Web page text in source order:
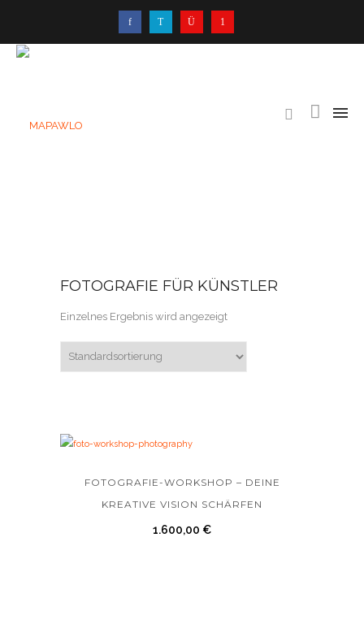
FOTOGRAFIE FÜR KÜNSTLER
Einzelnes Ergebnis wird angezeigt
FOTOGRAFIE-WORKSHOP – DEINE
KREATIVE VISION SCHÄRFEN
1.600,00 €